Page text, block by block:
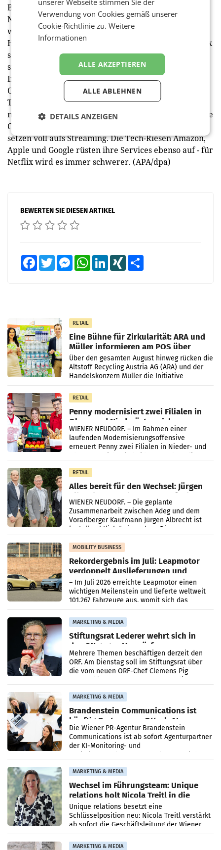
Blockbuster, der im Jahr 2000 die Übernahme von
Netflix zum heute geradezu lächerlich gering
wirkenden Preis von 50 Mio. USD ablehnte, erkannte
Hastings die Zeichen der Zeit. DVDs spielen für Netflix
seit Jahren schon keine Rolle mehr, seit 2007 dreht
sich alles ums Streaming. Während Blockbuster 2010
Insolvenz anmeldete, wurde Netflix als Pionier der
Online-Videodienste zum großen Schreck des Kabel-
TVs. Inzwischen schlägt das Imperium aber zurück -
nicht nur Disney, auch die großen US-Medienkonzerne
Comcast, Paramount und Warner Bros. Discovery
setzen voll aufs Streaming. Die Tech-Riesen Amazon,
Apple und Google rüsten ihre Services ebenso auf - für
Netflix wird es immer schwerer. (APA/dpa)
BEWERTEN SIE DIESEN ARTIKEL
FacebookTwitter MessengerWhatsAppLinkedInXING
RETAIL
Eine Bühne für Zirkularität: ARA und
Müller informieren am POS über
Kreislauffähigkeit
Über den gesamten August hinweg rücken die
Altstoff Recycling Austria AG (ARA) und der
Handelskonzern Müller die Initiative
„Kreislauf-Helden“ in allen österreichischen
Müller-Filialen
RETAIL
Penny modernisiert zwei Filialen in
Ober- und Niederösterreich
WIENER NEUDORF. – Im Rahmen einer
laufenden Modernisierungsoffensive
erneuert Penny zwei Filialen in Nieder- und
RETAIL
Alles bereit für den Wechsel: Jürgen
Albrecht setzt ab 1.1.2027 auf Adeg
WIENER NEUDORF. – Die geplante
Zusammenarbeit zwischen Adeg und dem
Vorarlberger Kaufmann Jürgen Albrecht ist
kartellrechtlich freigegeben: Die
Bundeswettbewerbsbehörde und der
Bundeskartellanwalt
MOBILITY BUSINESS
Rekordergebnis im Juli: Leapmotor
verdoppelt Auslieferungen und
überschreitet die 100.000er-Marke
– Im Juli 2026 erreichte Leapmotor einen
wichtigen Meilenstein und lieferte weltweit
101.267 Fahrzeuge aus, womit sich das
Ergebnis gegenüber Juli 2025 mehr als
verdoppelte (+102
MARKETING & MEDIA
Stiftungsrat Lederer wehrt sich in
den SN gegen Vorwürfe
Mehrere Themen beschäftigen derzeit den
ORF. Am Dienstag soll im Stiftungsrat über
die vom neuen ORF-Chef Clemens Pig
MARKETING & MEDIA
Brandenstein Communications ist
künftig Partner von OtterlyAI
Die Wiener PR-Agentur Brandenstein
Communications ist ab sofort Agenturpartner
der KI-Monitoring- und
MARKETING & MEDIA
Wechsel im Führungsteam: Unique
relations holt Nicola Treitl in die
Geschäftsleitung
Unique relations besetzt eine
Schlüsselposition neu: Nicola Treitl verstärkt
ab sofort die Geschäftsleitung der Wiener
PR-Agentur an der Seite von Josef Kalina und
Anna Kalina-Mahr.
MARKETING & MEDIA
unserer Webseite stimmen Sie der
Verwendung von Cookies gemäß unserer
Cookie-Richtlinie zu.Weitere
Informationen
ALLE AKZEPTIEREN
ALLE ABLEHNEN
DETAILS ANZEIGEN